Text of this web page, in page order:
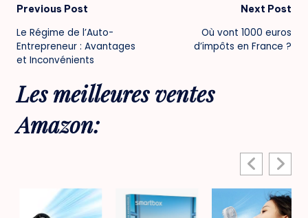
Post
navigation
Previous Post
Le Régime de l’Auto-
Entrepreneur : Avantages
et Inconvénients
Next Post
Où vont 1000 euros
d’impôts en France ?
Les meilleures ventes
Amazon: